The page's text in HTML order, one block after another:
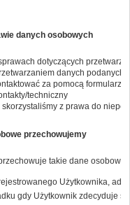
danych osobowych
dotyczących
danych podanych
za pomocą
techniczny
skorzystaliśmy z prawa do
przechowujemy
takie dane osobowe
Użytkownika,
gdy Użytkownik zdecyduje